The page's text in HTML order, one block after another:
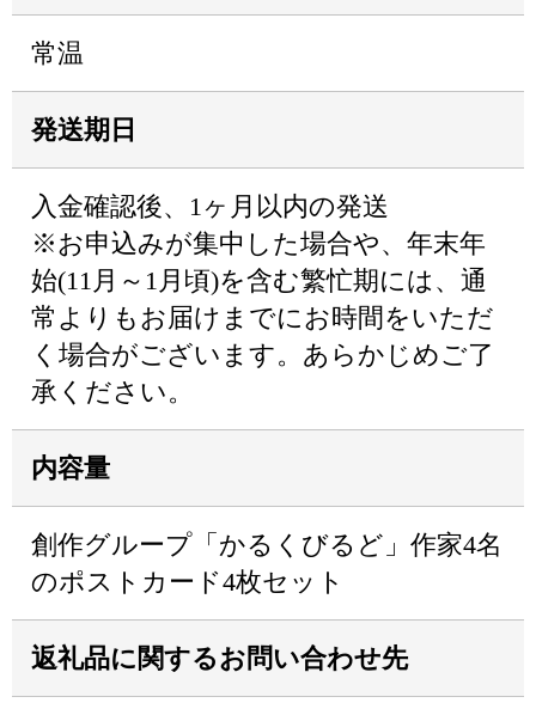
常温
発送期日
入金確認後、1ヶ月以内の発送
※お申込みが集中した場合や、年末年
始(11月～1月頃)を含む繁忙期には、通
常よりもお届けまでにお時間をいただ
く場合がございます。あらかじめご了
承ください。
内容量
創作グループ「かるくびるど」作家4名
のポストカード4枚セット
返礼品に関するお問い合わせ先